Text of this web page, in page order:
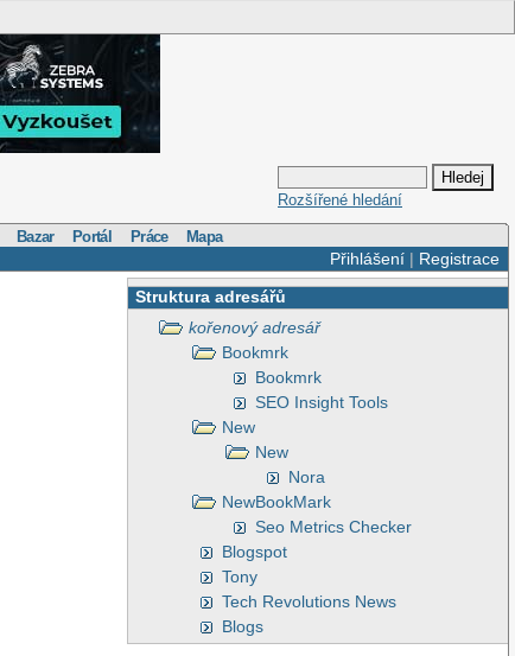
Rozšířené hledání
Bazar Portál Práce Mapa
Přihlášení| Registrace
Struktura adresářů
kořenový adresář
Bookmrk
Bookmrk
SEO Insight Tools
New
New
Nora
NewBookMark
Seo Metrics Checker
Blogspot
Tony
Tech Revolutions News
Blogs